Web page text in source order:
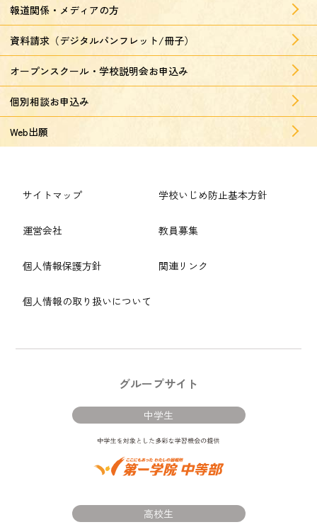
報道関係・メディアの方
資料請求（デジタルパンフレット/冊子）
オープンスクール・学校説明会お申込み
個別相談お申込み
Web出願
サイトマップ
運営会社
個人情報保護方針
個人情報の取り扱いについて
学校いじめ防止基本方針
教員募集
関連リンク
グループサイト
中学生
高校生